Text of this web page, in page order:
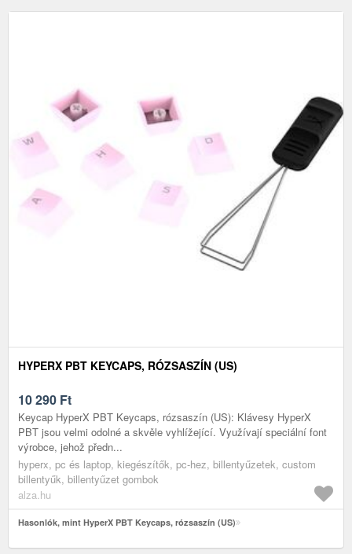
HYPERX PBT KEYCAPS, RÓZSASZÍN (US)
10 290 Ft
Keycap HyperX PBT Keycaps, rózsaszín (US): Klávesy HyperX
PBT jsou velmi odolné a skvěle vyhlížející. Využívají speciální font
výrobce, jehož předn...
hyperx, pc és laptop, kiegészítők, pc-hez, billentyűzetek, custom
billentyűk, billentyűzet gombok
alza.hu
Hasonlók, mint HyperX PBT Keycaps, rózsaszín (US)